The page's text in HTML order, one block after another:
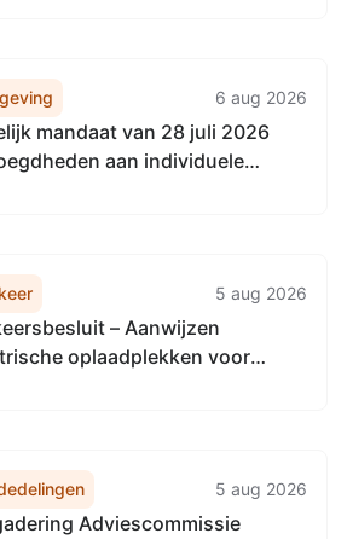
6 aug 2026
mandaat van 28 juli 2026
aan individuele
5 aug 2026
– Aanwijzen
oplaadplekken voor
5 aug 2026
Adviescommissie